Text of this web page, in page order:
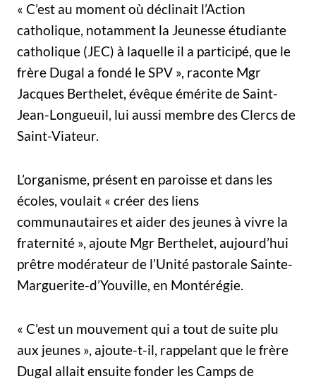
« C’est au moment où déclinait l’Action
catholique, notamment la Jeunesse étudiante
catholique (JEC) à laquelle il a participé, que le
frère Dugal a fondé le SPV », raconte Mgr
Jacques Berthelet, évêque émérite de Saint-
Jean-Longueuil, lui aussi membre des Clercs de
Saint-Viateur.
L’organisme, présent en paroisse et dans les
écoles, voulait « créer des liens
communautaires et aider des jeunes à vivre la
fraternité », ajoute Mgr Berthelet, aujourd’hui
prêtre modérateur de l’Unité pastorale Sainte-
Marguerite-d’Youville, en Montérégie.
« C’est un mouvement qui a tout de suite plu
aux jeunes », ajoute-t-il, rappelant que le frère
Dugal allait ensuite fonder les Camps de